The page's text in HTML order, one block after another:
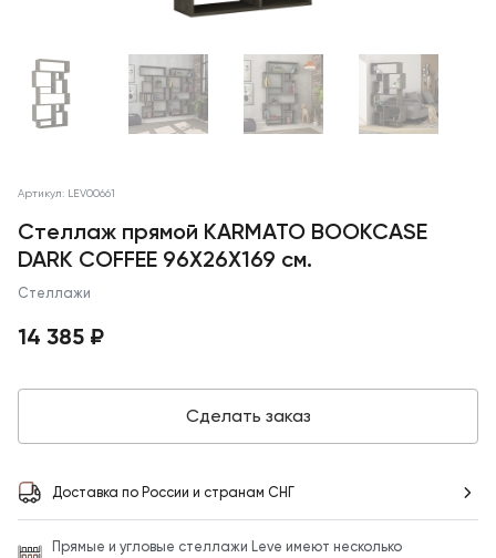
Артикул: LEV00661
Стеллаж прямой KARMATO BOOKCASE
DARK COFFEE 96X26X169 см.
Стеллажи
14 385 ₽
Сделать заказ
Доставка по России и странам СНГ
Прямые и угловые стеллажи Leve имеют несколько